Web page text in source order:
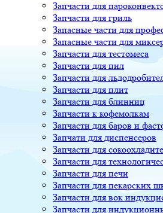
Запчасти для
Запчасти для гриль
Запасные части для
Запасные части для
Запчасти для тестомеса
Запчасти для пил
Запчасти для
Запчасти для плит
Запчасти для блинниц
Запчасти к кофемолкам
Запчасти для баров и
Запчати для диспенсеров
Запчасти для
Запчасти для
Запчасти для печи
Запчасти для пекарских
Запчасти для вок
Запчасти для